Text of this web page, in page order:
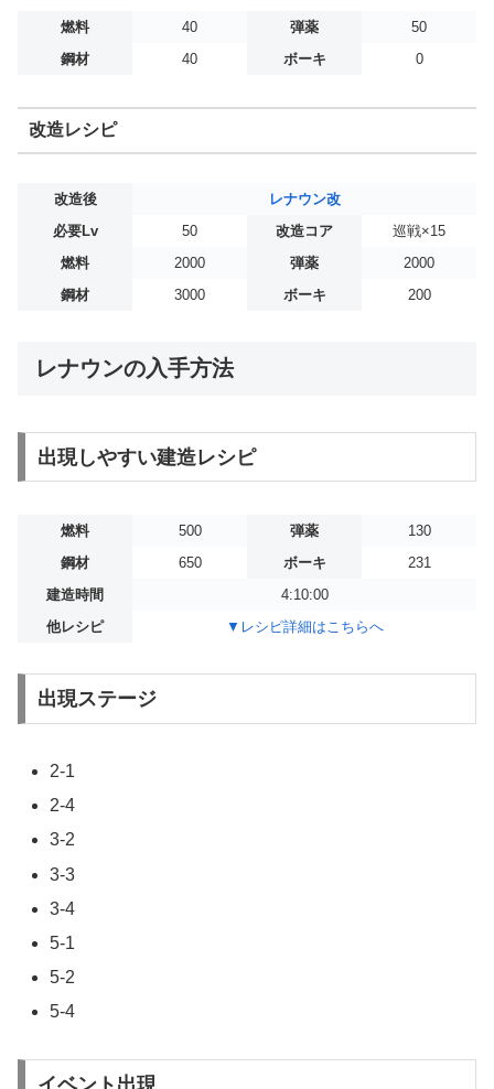
燃料 40 弾薬
50
鋼材
40 ボーキ 0
改造レシピ
改造後
レナウン改
必要Lv
50 改造コア
巡戦×15
燃料
2000 弾薬
2000
鋼材
3000 ボーキ 200
レナウンの入手方法
出現しやすい建造レシピ
燃料 500 弾薬
130
鋼材
650 ボーキ
231
建造時間
4:10:00
他レシピ
▼レシピ詳細はこちらへ
出現ステージ
2-1
2-4
3-2
3-3
3-4
5-1
5-2
5-4
イベント出現